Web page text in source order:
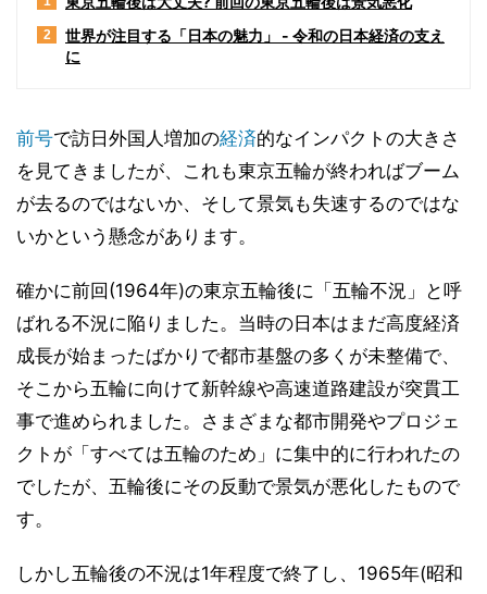
2
世界が注目する「日本の魅力」 - 令和の日本経済の支え
に
前号で訪日外国人増加の経済的なインパクトの大きさ
を見てきましたが、これも東京五輪が終わればブーム
が去るのではないか、そして景気も失速するのではな
いかという懸念があります。
確かに前回(1964年)の東京五輪後に「五輪不況」と呼
ばれる不況に陥りました。当時の日本はまだ高度経済
成長が始まったばかりで都市基盤の多くが未整備で、
そこから五輪に向けて新幹線や高速道路建設が突貫工
事で進められました。さまざまな都市開発やプロジェ
クトが「すべては五輪のため」に集中的に行われたの
でしたが、五輪後にその反動で景気が悪化したもので
す。
しかし五輪後の不況は1年程度で終了し、1965年(昭和